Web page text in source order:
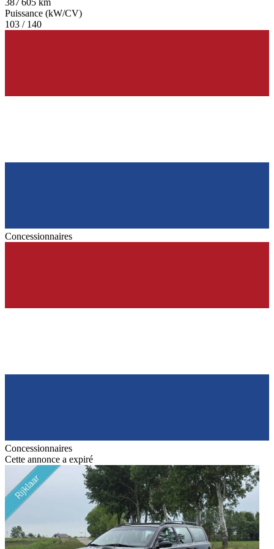
Puissance (kW/CV)
103 / 140
Concessionnaires
Concessionnaires
Cette annonce a expiré